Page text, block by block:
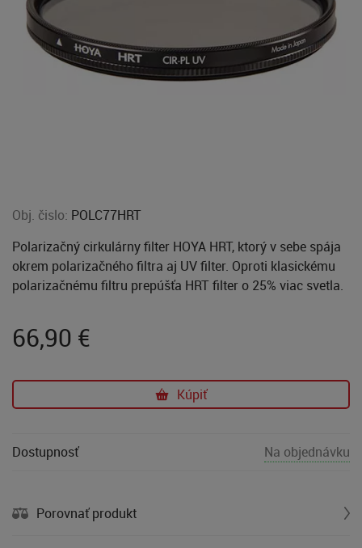
Obj. čislo: POLC77HRT
Polarizačný cirkulárny filter HOYA HRT, ktorý v sebe spája
okrem polarizačného filtra aj UV filter. Oproti klasickému
polarizačnému filtru prepúšťa HRT filter o 25% viac svetla.
66,90 €
Kúpiť
Dostupnosť Na objednávku
Porovnať produkt